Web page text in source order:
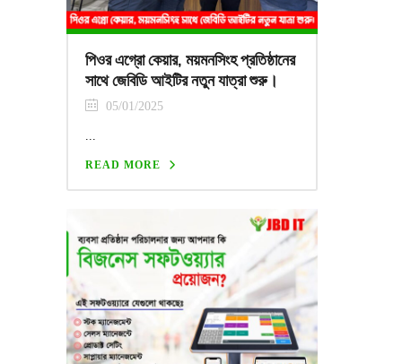
পিওর এগ্রো কেয়ার, ময়মনসিংহ প্রতিষ্ঠানের
সাথে জেবিডি আইটির নতুন যাত্রা শুরু।
05/01/2025
...
READ MORE